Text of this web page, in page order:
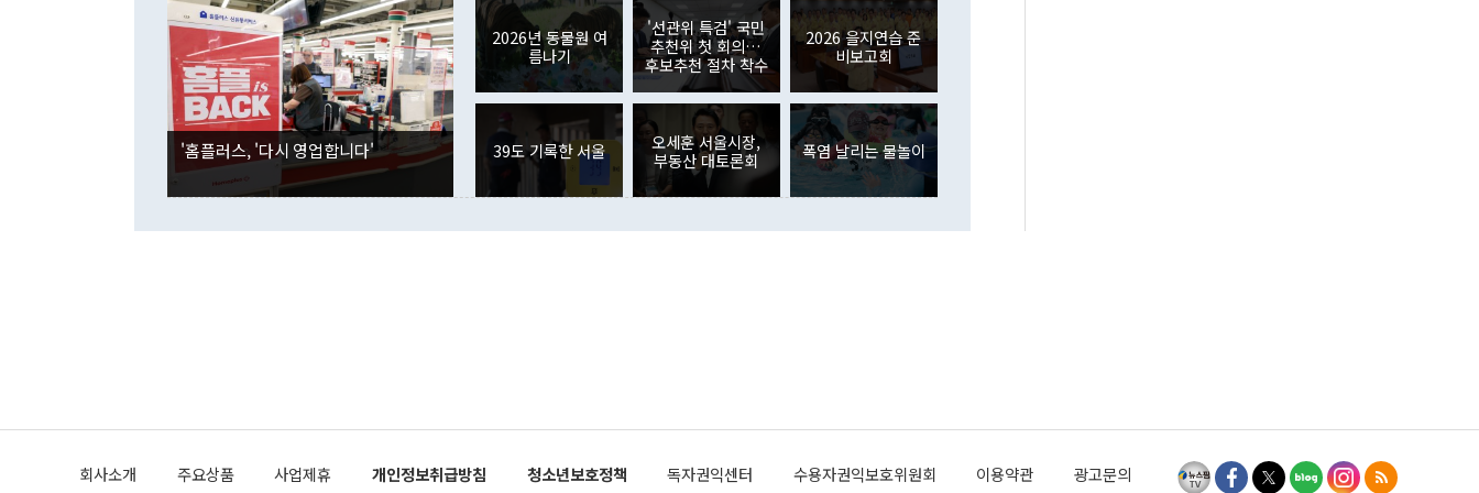
며 "정부 차원에서 (참석을) 검토하고 있다"고 발언한 데 대해서도 조 장관
은 "그것은 외교부의 몫"이라며 "아직 거기까지 진도가 나가지 않았다"고
잘랐다. 정 장관이 이날 소개한 대북 구상과 설명은 정부 내 조율을 거치지
않았다는 점에서 문제가 있다. 특히 주적 표현 대체와 국호 사용, 9·19 군
사합의 복원, 4자회담 추진 등은 통일부 장관이 결정할 사안이 아니어서 월
권이라는 지적이 나오고 있다. 이 대통령은 정 장관의 업무보고를 듣고 난
뒤 "여기 업무보고에 발표했다고 승인난 건 아니다"라고 재차 확인했다. 정
부의 한 소식통은 "정 장관의 발언 내용은 대부분 국가안전보장회의(NSC)
를 거쳐 결정된 사안이 아닌 정 장관의 개인적 생각에 가깝다"며 "안보 관
련 부처 장관이 정부의 공식 정책이 아닌 사안을 추진하겠다고 업무보고를
하고 대통령의 면전에서 '국군통수권자가 나서야 한다'고 주장한 것은 심각
이나 미국은 북한에 선비핵화를 공식적으로 요구한 적이 없기 때문이다. 지
공하는 방식으로 이뤄졌다. 1994년 북·미 제네바 기본합의는 핵시설 동결
인의 해외투자가 80억1000만달러, 외국인의 국내투자가 46억3000만달러
각각 증가했다. 증권투자에서는 외국인의 국내 주식 매도세가 이어졌다. 외
국인의 국내 주식 투자는 차익실현 매도 등의 영향으로 316억1000만달러
감소하며 전월(-310억5000만달러)에 이어 역대 최대 순매도 기록을 다시
경신했다. 외국인의 국내 채권투자는 세계국채지수(WGBI) 자금 유입에도
분기 말 만기도래 영향으로 증가 폭이 줄어든 52억9000만달러를 기록했
다. 내국인의 해외 증권투자는 주식을 중심으로 35억6000만달러 증가했
다. eoyn2@newspim.com
'홈플러스, '다시 영업합니다'
2026년 동물원 여
름나기
'선관위 특검' 국민
추천위 첫 회의…
후보추천 절차 착수
2026 을지연습 준
비보고회
39도 기록한 서울
오세훈 서울시장,
부동산 대토론회
폭염 날리는 물놀이
회사소개 주요상품 사업제휴 개인정보취급방침 청소년보호정책 독자권익센터 수용자권익보호위원회 이용약관 광고문의